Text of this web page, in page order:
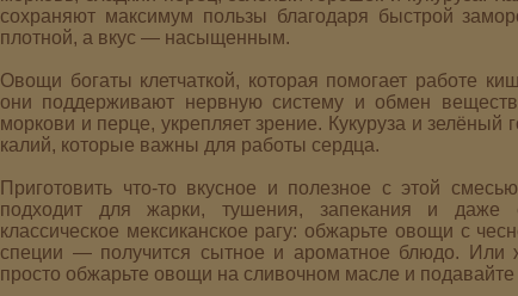
сохраняют максимум пользы благодаря быстрой
плотной, а вкус — насыщенным.
Овощи богаты клетчаткой, которая помогает работе
они поддерживают нервную систему и обмен
моркови и перце, укрепляет зрение. Кукуруза и зелёный
калий, которые важны для работы сердца.
Приготовить что-то вкусное и полезное с этой
подходит для жарки, тушения, запекания и даже
классическое мексиканское рагу: обжарьте овощи с
специи — получится сытное и ароматное блюдо. Или
просто обжарьте овощи на сливочном масле и